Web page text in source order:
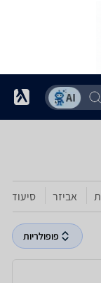
אביזר סיעודי
פופולריות